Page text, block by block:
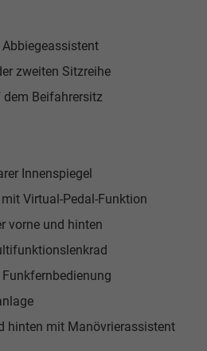
zweiten Sitzreihe
dem Beifahrersitz
Innenspiegel
Virtual-Pedal-Funktion
vorne und hinten
hinten mit Manövrierassistent